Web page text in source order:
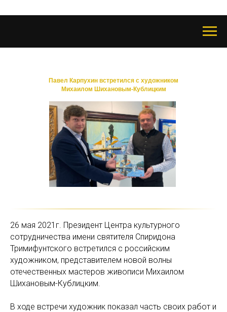
Павел Карпухин встретился с художником
Михаилом Шихановым-Кублицким
26 мая 2021г. Президент Центра культурного
сотрудничества имени святителя Спиридона
Тримифунтского встретился с российским
художником, представителем новой волны
отечественных мастеров живописи Михаилом
Шихановым-Кублицким.
В ходе встречи художник показал часть своих работ и